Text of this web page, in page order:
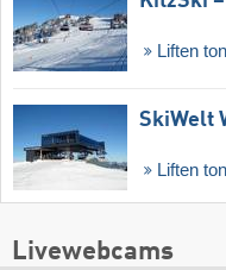
Liften
SkiWelt
Liften
Livewebcams